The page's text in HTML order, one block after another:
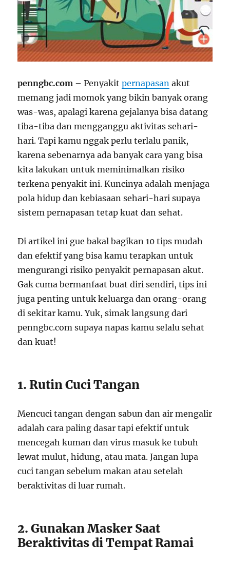
penngbc.com – Penyakitpernapasan akut
memang jadi momok yang bikin banyak orang
was-was, apalagi karena gejalanya bisa datang
tiba-tiba dan mengganggu aktivitas sehari-
hari. Tapi kamu nggak perlu terlalu panik,
karena sebenarnya ada banyak cara yang bisa
kita lakukan untuk meminimalkan risiko
terkena penyakit ini. Kuncinya adalah menjaga
pola hidup dan kebiasaan sehari-hari supaya
sistem pernapasan tetap kuat dan sehat.
Di artikel ini gue bakal bagikan 10 tips mudah
dan efektif yang bisa kamu terapkan untuk
mengurangi risiko penyakit pernapasan akut.
Gak cuma bermanfaat buat diri sendiri, tips ini
juga penting untuk keluarga dan orang-orang
di sekitar kamu. Yuk, simak langsung dari
penngbc.com supaya napas kamu selalu sehat
dan kuat!
1. Rutin Cuci Tangan
Mencuci tangan dengan sabun dan air mengalir
adalah cara paling dasar tapi efektif untuk
mencegah kuman dan virus masuk ke tubuh
lewat mulut, hidung, atau mata. Jangan lupa
cuci tangan sebelum makan atau setelah
beraktivitas di luar rumah.
2. Gunakan Masker Saat
Beraktivitas di Tempat Ramai